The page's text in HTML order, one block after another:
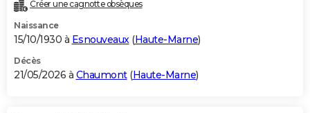
Destinations
City break
Voyage nature
Voyage de noces
Forum
Climat
+PHOTO
GUIDES D'ACHAT
BONS PLANS
Créer une cagnotte obsèques
Naissance
15/10/1930 à Esnouveaux(Haute-Marne)
Décès
21/05/2026 à Chaumont(Haute-Marne)